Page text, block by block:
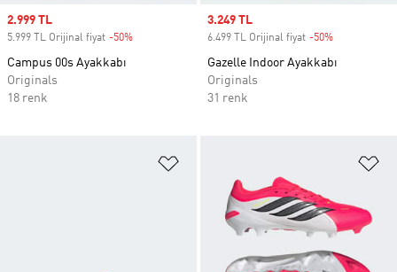
Sale price
2.999 TL
5.999 TL Orijinal fiyat -50%
Campus 00s Ayakkabı
Originals
18 renk
Sale price
3.249 TL
6.499 TL Orijinal fiyat -50%
Gazelle Indoor Ayakkabı
Originals
31 renk